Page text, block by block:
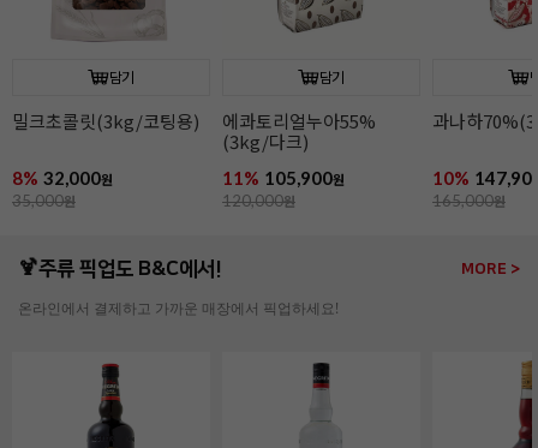
담기
과나하70%(3kg/다크)
10% 147,900
165,000원
담기
이보아르35%(3kg/
화이트)
9% 149,900원
165,000원
오팔리스
13%
190,000원
🍹주류 픽업도 B&C에서! MORE >
온라인에서 결제하고 가까운 매장에서 픽업하세요!